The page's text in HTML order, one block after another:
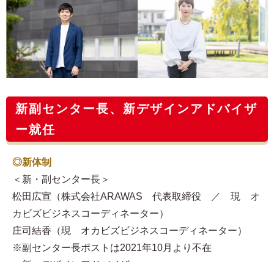
新副センター長、新デザインアドバイザ
ー就任
◎新体制
＜新・副センター長＞
松田広宣（株式会社ARAWAS 代表取締役 ／ 現 オ
カビズビジネスコーディネーター）
庄司結香（現 オカビズビジネスコーディネーター）
※副センター長ポストは2021年10月より不在